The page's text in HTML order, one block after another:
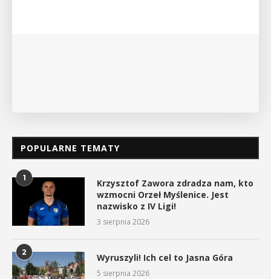
POPULARNE TEMATY
1
Krzysztof Zawora zdradza nam, kto
wzmocni Orzeł Myślenice. Jest
nazwisko z IV Ligi!
3 sierpnia 2026
2 Wyruszyli! Ich cel to Jasna Góra
5 sierpnia 2026